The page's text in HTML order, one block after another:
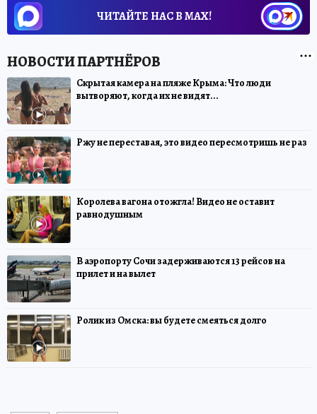
ЧИТАЙТЕ НАС В МАХ!
Скрытая камера на пляже Крыма: Что люди
вытворяют, когда их не видят...
Ржу не переставая, это видео пересмотришь не раз
Королева вагона отожгла! Видео не оставит
равнодушным
В аэропорту Сочи задерживаются 13 рейсов на
прилет и на вылет
Ролик из Омска: вы будете смеяться долго